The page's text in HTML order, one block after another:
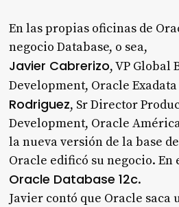
En las propias oficinas de
negocio Database, o sea,
Javier Cabrerizo, VP Global
Development, Oracle
Rodriguez, Sr Director
Development, Oracle
la nueva versión de la base
Oracle edificó su negocio. En
Oracle Database 12c.
Javier contó que Oracle saca